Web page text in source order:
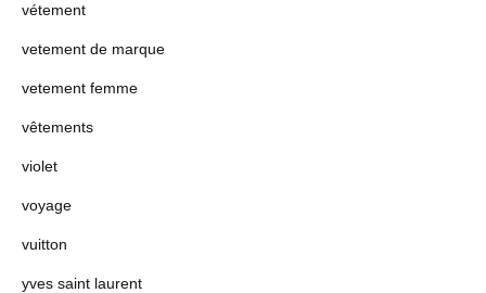
vétement
vetement de marque
vetement femme
vêtements
violet
voyage
vuitton
yves saint laurent